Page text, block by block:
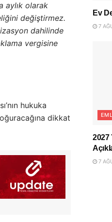
aylık olarak
değiştirmez.
dahilinde
vergisine
hukuka
dikkat
Ev
7
2027
7